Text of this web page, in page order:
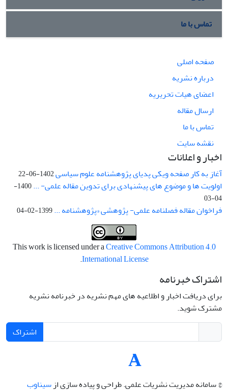
تماس با ما
صفحه اصلی
درباره نشریه
اعضای هیات تحریریه
ارسال مقاله
تماس با ما
نقشه سایت
اخبار و اعلانات
آغاز به کار صفحه ویکی پدیای پژوهشنامه علوم سیاسی1402-06-22
اولویت ها و موضوع های پیشنهادی برای تدوین مقاله علمی- ...
1400-
04-03
فراخوان مقاله فصلنامه علمی- پژوهشی «پژوهشنامه ...1399-02-04
This work is licensed under aCreative Commons Attribution 4.0
International License
.
اشتراک خبرنامه
برای دریافت اخبار و اطلاعیه های مهم نشریه در خبرنامه نشریه
مشترک شوید.
اشتراک
© سامانه مدیریت نشریات علمی.طراحی و پیاده سازی ازسیناوب